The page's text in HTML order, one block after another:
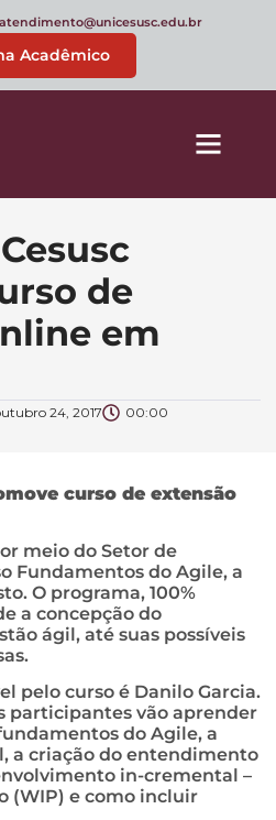
atendimento@unicesusc.edu.br
Acadêmico
de
em
24, 2017 00:00
curso de extensão
meio do Setor de
Fundamentos do Agile, a
O programa, 100%
a concepção do
ágil, até suas possíveis
pelo curso é Danilo Garcia.
participantes vão aprender
do Agile, a
a criação do entendimento
in-cremental –
(WIP) e como incluir